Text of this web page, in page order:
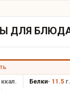
ДЛЯ
Белки- 11.5г.